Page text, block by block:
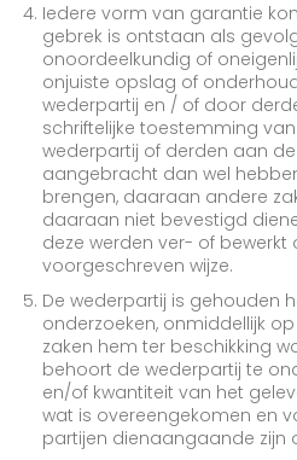
Iedere vorm van garantie
gebrek is ontstaan als
onoordeelkundig of
onjuiste opslag of
wederpartij en / of door
schriftelijke toestemming van
wederpartij of derden aan
aangebracht dan wel
brengen, daaraan andere
daaraan niet bevestigd
deze werden ver- of
voorgeschreven wijze.
De wederpartij is gehouden
onderzoeken, onmiddellijk
zaken hem ter beschikking
behoort de wederpartij te
en/of kwantiteit van het
wat is overeengekomen en
partijen dienaangaande zijn